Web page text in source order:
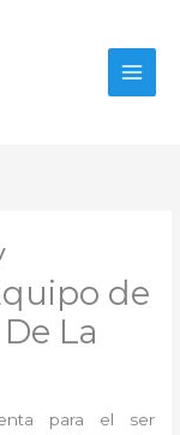
de
La
para el ser